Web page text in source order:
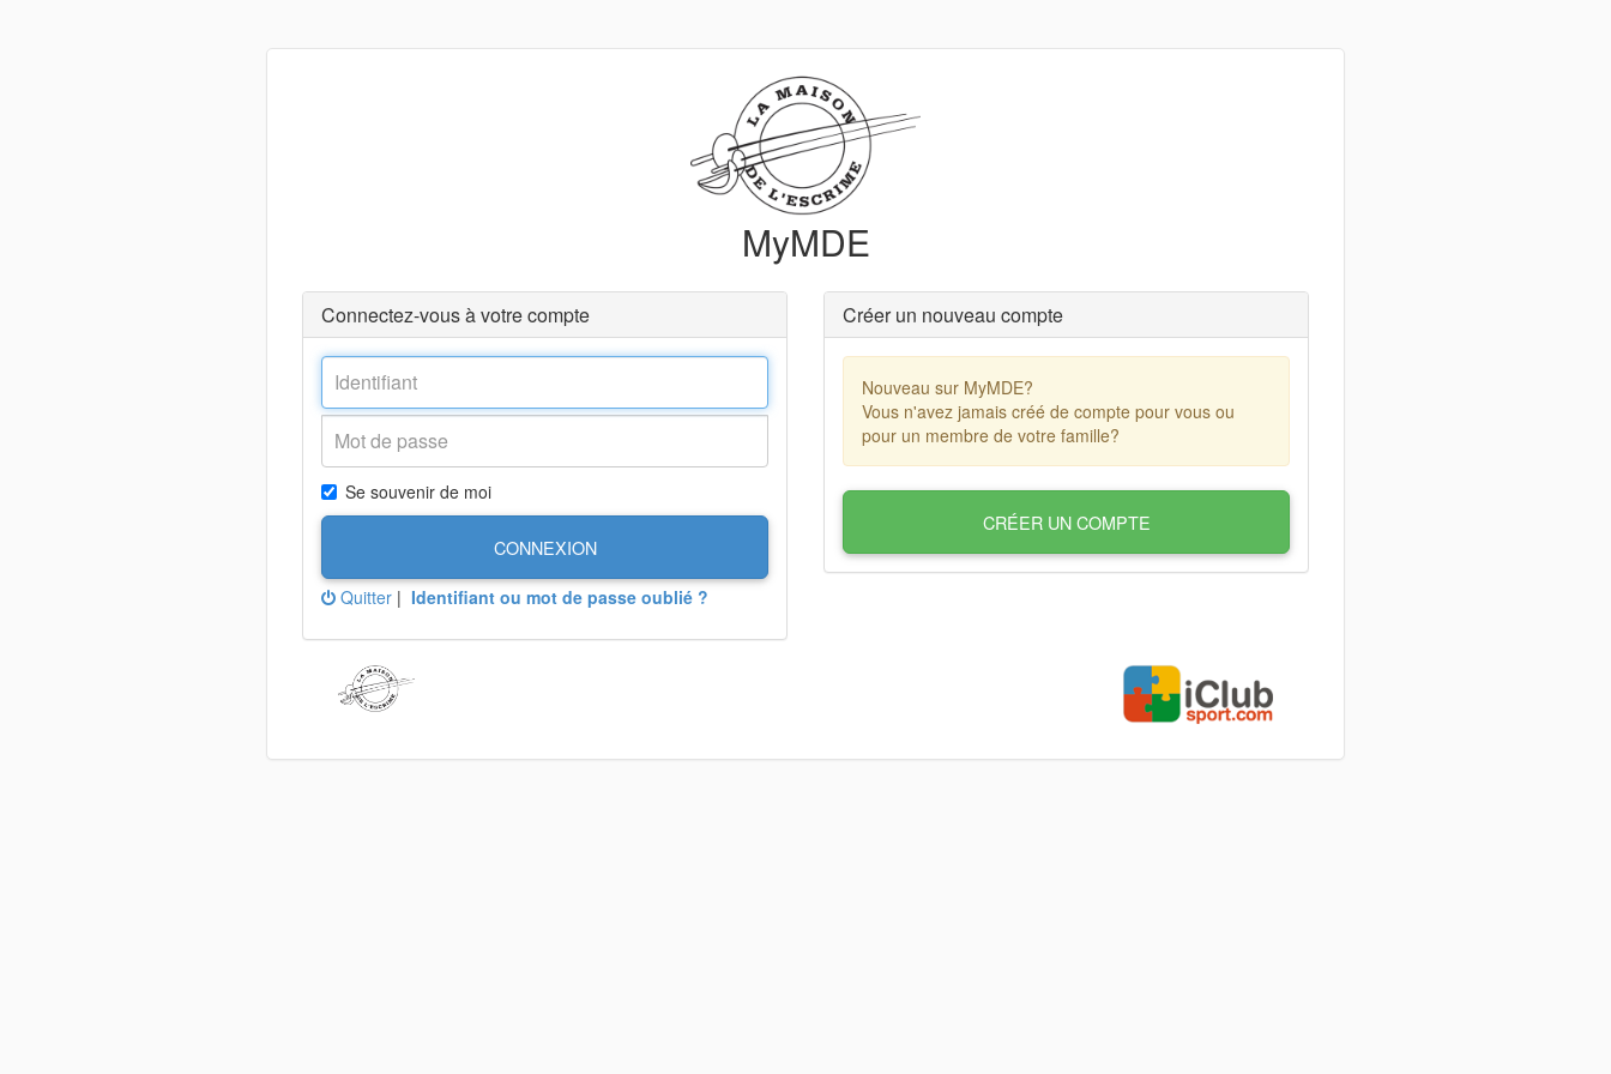
MyMDE
Connectez-vous à votre compte
Se souvenir de moi
CONNEXION
Quitter | Identifiant ou mot de passe oublié ?
Créer un nouveau compte
Nouveau sur MyMDE?
Vous n'avez jamais créé de compte pour vous ou
pour un membre de votre famille?
CRÉER UN COMPTE